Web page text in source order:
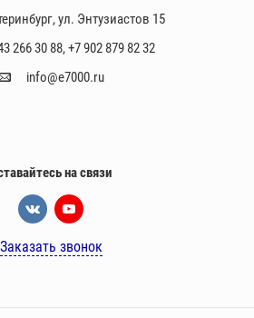
ул. Энтузиастов 15
266 30 88,+7 902 879 82 32
info@e7000.ru
на связи
Заказать звонок